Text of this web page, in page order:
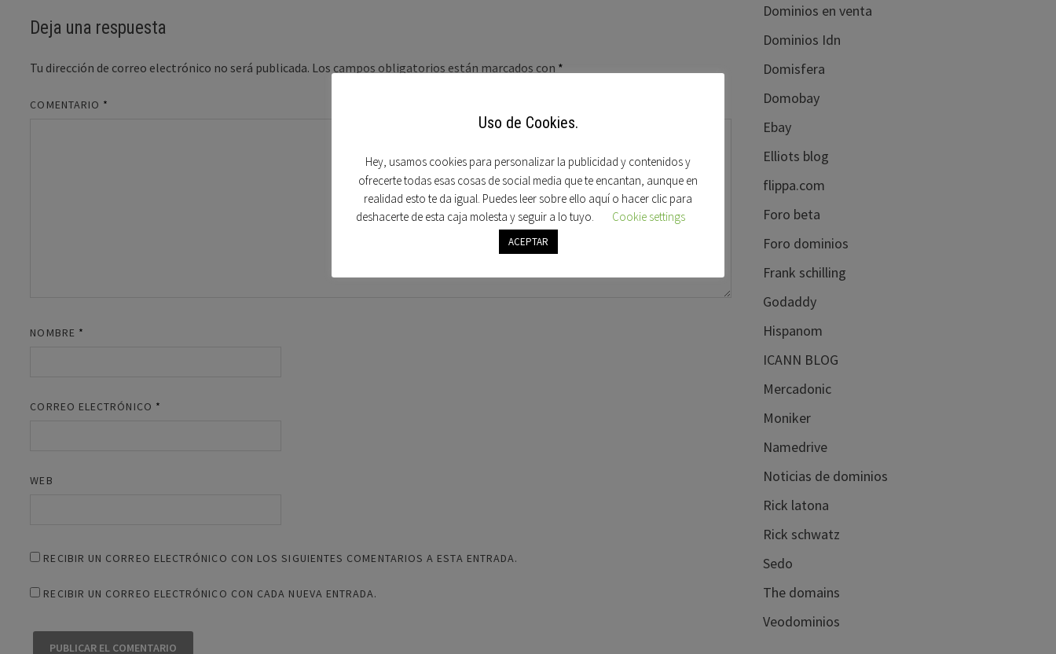
Deja una respuesta
Tu dirección de correo electrónico no será publicada. Los campos obligatorios están marcados con *
COMENTARIO *
NOMBRE *
CORREO ELECTRÓNICO *
WEB
RECIBIR UN CORREO ELECTRÓNICO CON LOS SIGUIENTES COMENTARIOS A ESTA ENTRADA.
RECIBIR UN CORREO ELECTRÓNICO CON CADA NUEVA ENTRADA.
Dominios en venta
Dominios Idn
Domisfera
Domobay
Ebay
Elliots blog
flippa.com
Foro beta
Foro dominios
Frank schilling
Godaddy
Hispanom
ICANN BLOG
Mercadonic
Moniker
Namedrive
Noticias de dominios
Rick latona
Rick schwatz
Sedo
The domains
Veodominios
Uso de Cookies.
Hey, usamos cookies para personalizar la publicidad y contenidos y
ofrecerte todas esas cosas de social media que te encantan, aunque en
realidad esto te da igual. Puedes leer sobre ello aquí o hacer clic para
deshacerte de esta caja molesta y seguir a lo tuyo.
Cookie settings
ACEPTAR